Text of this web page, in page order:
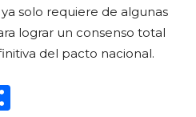
solo requiere de algunas
lograr un consenso total
del pacto nacional.